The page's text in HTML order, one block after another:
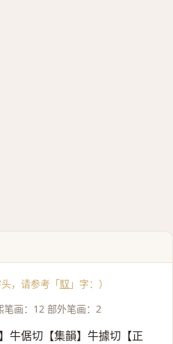
头，请参考「馭 」字：）
笔画：12 部外笔画：2
】牛倨切【集韻】牛據切【正